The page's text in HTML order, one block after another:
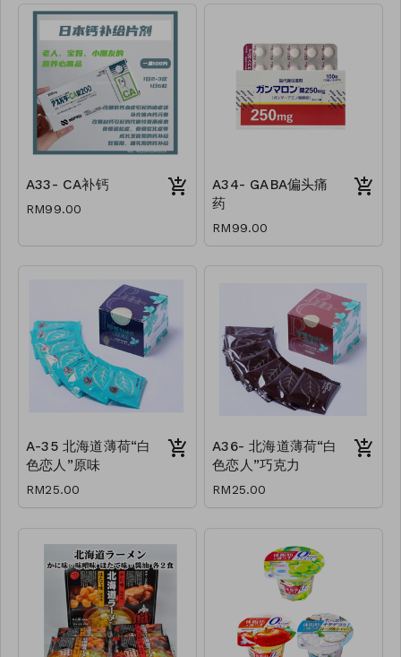
A33- CA补钙
RM99.00
A34- GABA偏头痛
药
RM99.00
A-35 北海道薄荷“白
色恋人”原味
RM25.00
A36- 北海道薄荷“白
色恋人”巧克力
RM25.00